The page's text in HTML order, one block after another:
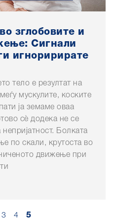
зглобовите и
Сигнали
игноририрате
тело е резултат на
мускулите, коските
ја земаме оваа
сè додека не се
Болката
по скали, крутоста во
движење при
3 4 5